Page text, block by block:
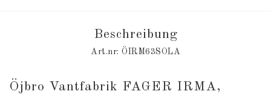
Beschreibung
Art.nr: ÖIRM63SOLA
Öjbro Vantfabrik FAGER IRMA,